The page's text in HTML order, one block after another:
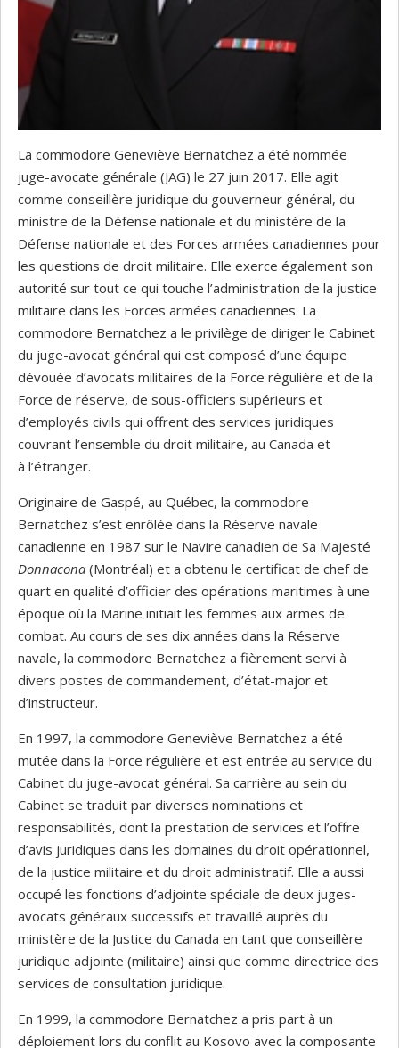
La commodore Geneviève Bernatchez a été nommée
juge-avocate générale (JAG) le 27 juin 2017. Elle agit
comme conseillère juridique du gouverneur général, du
ministre de la Défense nationale et du ministère de la
Défense nationale et des Forces armées canadiennes pour
les questions de droit militaire. Elle exerce également son
autorité sur tout ce qui touche l’administration de la justice
militaire dans les Forces armées canadiennes. La
commodore Bernatchez a le privilège de diriger le Cabinet
du juge-avocat général qui est composé d’une équipe
dévouée d’avocats militaires de la Force régulière et de la
Force de réserve, de sous-officiers supérieurs et
d’employés civils qui offrent des services juridiques
couvrant l’ensemble du droit militaire, au Canada et
à l’étranger.
Originaire de Gaspé, au Québec, la commodore
Bernatchez s’est enrôlée dans la Réserve navale
canadienne en 1987 sur le Navire canadien de Sa Majesté
Donnacona (Montréal) et a obtenu le certificat de chef de
quart en qualité d’officier des opérations maritimes à une
époque où la Marine initiait les femmes aux armes de
combat. Au cours de ses dix années dans la Réserve
navale, la commodore Bernatchez a fièrement servi à
divers postes de commandement, d’état-major et
d’instructeur.
En 1997, la commodore Geneviève Bernatchez a été
mutée dans la Force régulière et est entrée au service du
Cabinet du juge-avocat général. Sa carrière au sein du
Cabinet se traduit par diverses nominations et
responsabilités, dont la prestation de services et l’offre
d’avis juridiques dans les domaines du droit opérationnel,
de la justice militaire et du droit administratif. Elle a aussi
occupé les fonctions d’adjointe spéciale de deux juges-
avocats généraux successifs et travaillé auprès du
ministère de la Justice du Canada en tant que conseillère
juridique adjointe (militaire) ainsi que comme directrice des
services de consultation juridique.
En 1999, la commodore Bernatchez a pris part à un
déploiement lors du conflit au Kosovo avec la composante